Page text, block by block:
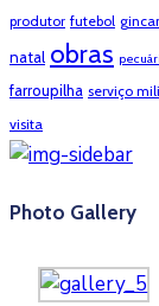
produtor futebol
natal obras
farroupilha serviço
visita
Photo Gallery